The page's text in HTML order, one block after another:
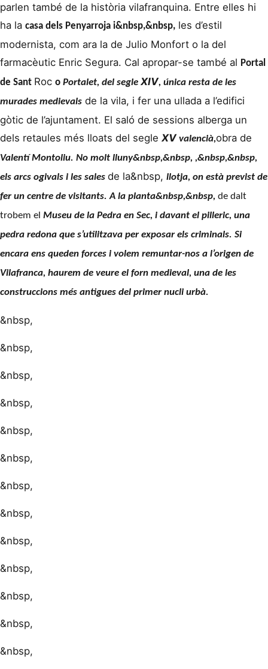
parlen també de la història vilafranquina. Entre elles hi
ha la casa dels Penyarroja i&nbsp,&nbsp, les d’estil
modernista, com ara la de Julio Monfort o la del
farmacèutic Enric Segura. Cal apropar-se també al Portal
de Sant Roc o Portalet, del segle XIV, única resta de les
murades medievals de la vila, i fer una ullada a l’edifici
gòtic de l’ajuntament. El saló de sessions alberga un
dels retaules més lloats del segle XV valencià,obra de
Valentí Montoliu. No molt lluny&nbsp,&nbsp, ,&nbsp,&nbsp,
els arcs ogivals i les sales de la&nbsp, llotja, on està previst de
fer un centre de visitants. A la planta&nbsp,&nbsp, de dalt
trobem el Museu de la Pedra en Sec, i davant el pilleric, una
pedra redona que s’utilitzava per exposar els criminals. Si
encara ens queden forces i volem remuntar-nos a l’origen de
Vilafranca, haurem de veure el forn medieval, una de les
construccions més antigues del primer nucli urbà.
&nbsp,
&nbsp,
&nbsp,
&nbsp,
&nbsp,
&nbsp,
&nbsp,
&nbsp,
&nbsp,
&nbsp,
&nbsp,
&nbsp,
&nbsp,